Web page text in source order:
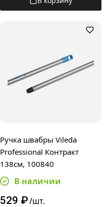
Ручка швабры Vileda
Professional Контракт
138см, 100840
В наличии
529 ₽/шт.